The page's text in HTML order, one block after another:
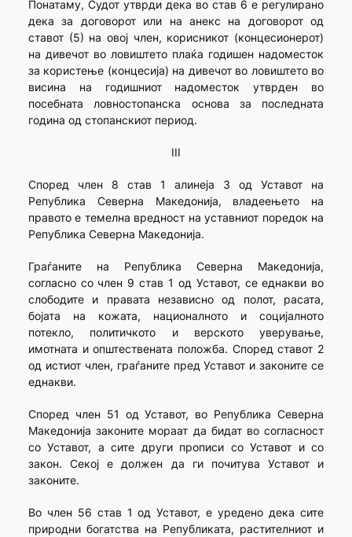
Понатаму, Судот утврди дека во став 6 е регулирано
дека за договорот или на анекс на договорот од
ставот (5) на овој член, корисникот (концесионерот)
на дивечот во ловиштето плаќа годишен надоместок
за користење (концесија) на дивечот во ловиштето во
висина на годишниот надоместок утврден во
посебната ловностопанска основа за последната
година од стопанскиот период.
III
Според член 8 став 1 алинеја 3 од Уставот на
Република Северна Македонија, владеењето на
правото е темелна вредност на уставниот поредок на
Република Северна Македонија.
Граѓаните на Република Северна Македонија,
согласно со член 9 став 1 од Уставот, се еднакви во
слободите и правата независно од полот, расата,
бојата на кожата, националното и социјалното
потекло, политичкото и верското уверување,
имотната и општествената положба. Според ставот 2
од истиот член, граѓаните пред Уставот и законите се
еднакви.
Според член 51 од Уставот, во Република Северна
Македонија законите мораат да бидат во согласност
со Уставот, а сите други прописи со Уставот и со
закон. Секој е должен да ги почитува Уставот и
законите.
Во член 56 став 1 од Уставот, е уредено дека сите
природни богатства на Републиката, растителниот и